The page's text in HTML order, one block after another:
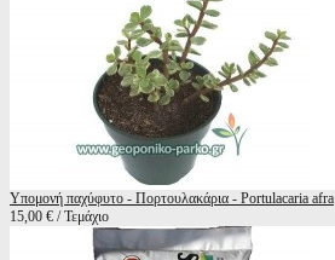
Υπομονή παχύφυτο - Πορτουλακάρια - Portulacaria afra
15,00 € / Τεμάχιο